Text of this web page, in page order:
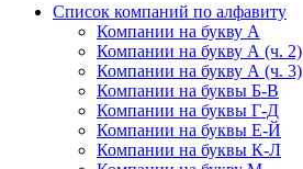
Список компаний по алфавиту
Компании на букву А
Компании на букву А (ч. 2)
Компании на букву А (ч. 3)
Компании на буквы Б-В
Компании на буквы Г-Д
Компании на буквы Е-Й
Компании на буквы К-Л